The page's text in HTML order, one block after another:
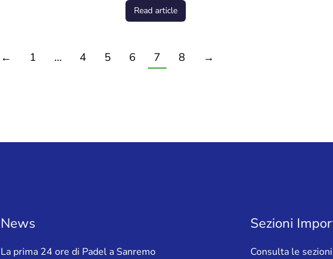
Read article
← 1 … 4 5 6 7 8 →
News
La prima 24 ore di Padel a Sanremo
Sezioni
Consulta le